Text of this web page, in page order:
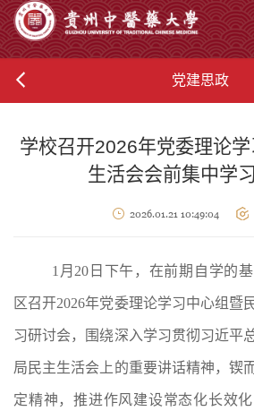
党建思政
学校召开2026年党委理论
生活会会前集中学
2026.01.21 10:49:04
1月20日下午，在前期自学的
区召开2026年党委理论学习中心组暨
习研讨会， 围绕深入学习贯彻习近平
局民主生活会上的重要讲话精神，锲
定精神，推进作风建设常态化长效